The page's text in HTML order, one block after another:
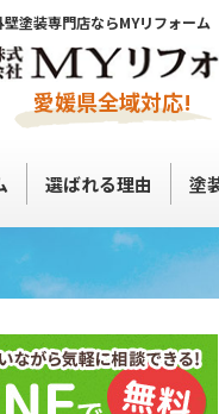
塗装専門店ならMYリフォーム
愛媛県全域対応!
選ばれる理由 塗